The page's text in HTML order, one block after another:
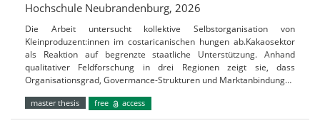
Hochschule Neubrandenburg, 2026
Die Arbeit untersucht kollektive Selbstorganisation von
Kleinproduzent:innen im costaricanischen hungen ab.Kakaosektor
als Reaktion auf begrenzte staatliche Unterstützung. Anhand
qualitativer Feldforschung in drei Regionen zeigt sie, dass
Organisationsgrad, Govermance-Strukturen und Marktanbindung…
master thesis free access